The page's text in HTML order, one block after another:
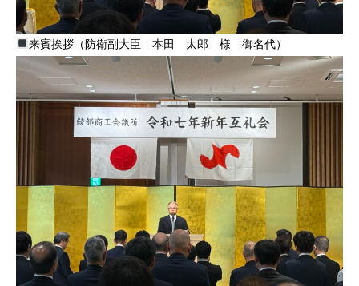
来賓挨拶（防衛副大臣 本田 太郎 様 御名代）